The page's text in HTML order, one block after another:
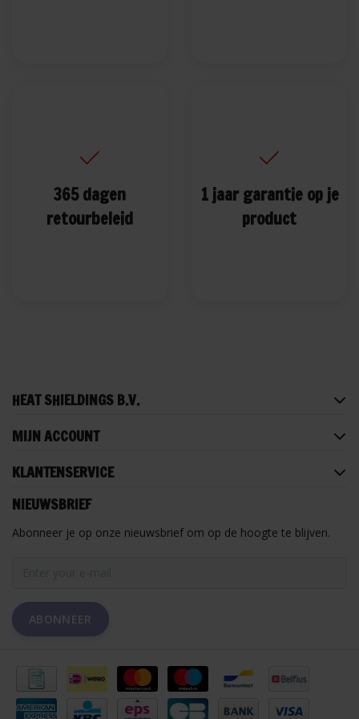
365 dagen
retourbeleid
1 jaar garantie op je
product
HEAT SHIELDINGS B.V.
MIJN ACCOUNT
KLANTENSERVICE
NIEUWSBRIEF
Abonneer je op onze nieuwsbrief om op de hoogte te blijven.
ABONNEER